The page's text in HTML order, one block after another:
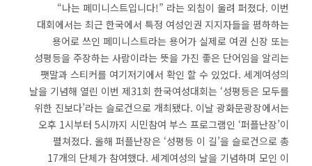
“나는 페미니스트입니다!” 라는 외침이 울려 퍼졌다. 이번
대회에서는 최근 한국에서 특정 여성인권 지지자들을 폄하하는
용어로 쓰인 페미니스트라는 용어가 실제로 여권 신장 또는
성평등을 주장하는 사람이라는 뜻을 가진 좋은 단어임을 알리는
팻말과 스티커를 여기저기에서 확인 할 수 있었다. 세계여성의
날을 기념해 열린 이번 제31회 한국여성대회는 ‘성평등은 모두를
위한 진보다’라는 슬로건으로 개최됐다. 이날 광화문광장에서는
오후 1시부터 5시까지 시민참여 부스 프로그램인 ‘퍼플난장’이
펼쳐졌다. 올해 퍼플난장은 ‘성평등 이 길’을 슬로건으로 총
17개의 단체가 참여했다. 세계여성의 날을 기념하며 모인 이